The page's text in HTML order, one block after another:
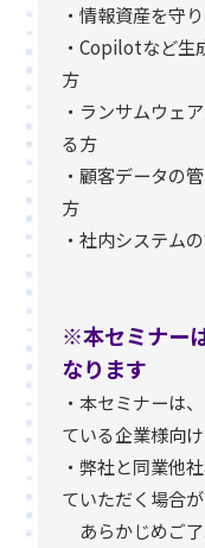
・情報資産を守
・Copilotなど生
方
・ランサムウェ
る方
・顧客データの
方
・社内システム
※本セミナー
なります
・本セミナーは
ている企業様向
・弊社と同業他
ていただく場合
あらかじめご了